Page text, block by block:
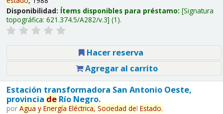
Disponibilidad: Ítems disponibles para préstamo: Signatura
topográfica: 621.374.5/A282/v.3 (1).
Hacer reserva
Agregar al carrito
Estación transformadora San Antonio Oeste,
provincia deRío Negro.
por Agua y Energía Eléctrica, Sociedad del Estado.